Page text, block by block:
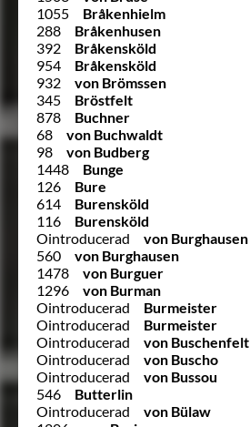
1055
Bråkenhielm
288
Bråkenhusen
392
Bråkensköld
954
Bråkensköld
932
von Brömssen
345
Bröstfelt
878
Buchner
68
von Buchwaldt
98
von Budberg
1448
Bunge
126
Bure
614
Burensköld
116
Burensköld
Ointroducerad
von Burghausen
560
von Burghausen
1478
von Burguer
1296
von Burman
Ointroducerad
Burmeister
Ointroducerad
Burmeister
Ointroducerad
von Buschenfelt
Ointroducerad
von Buscho
Ointroducerad
von Bussou
546
Butterlin
Ointroducerad
von Bülaw